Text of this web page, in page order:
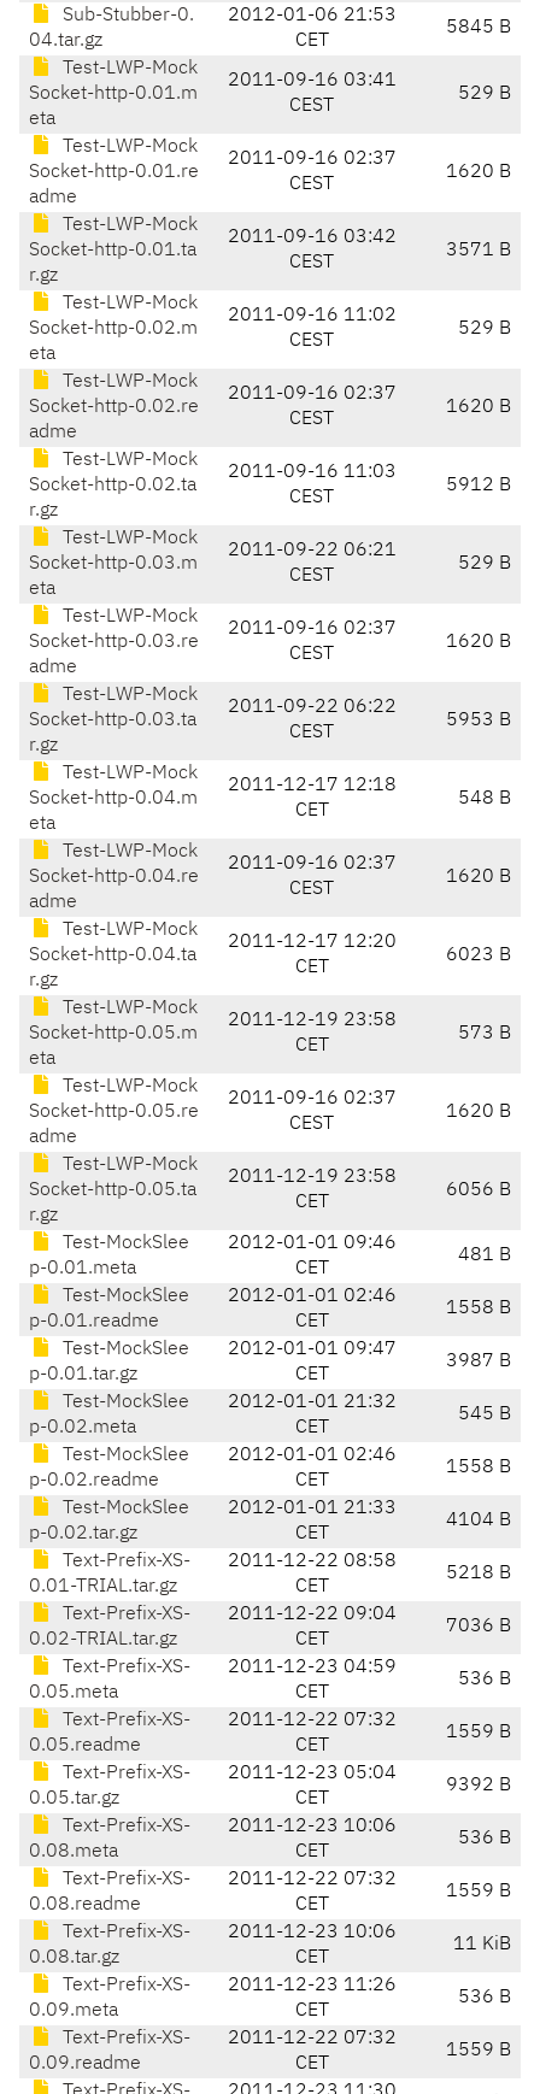
Sub-Stubber-0.
04.tar.gz
2012-01-06 21:53
CET
5845 B
Test-LWP-Mock
Socket-http-0.01.m
eta
2011-09-16 03:41
CEST
529 B
Test-LWP-Mock
Socket-http-0.01.re
adme
2011-09-16 02:37
CEST
1620 B
Test-LWP-Mock
Socket-http-0.01.ta
r.gz
2011-09-16 03:42
CEST
3571 B
Test-LWP-Mock
Socket-http-0.02.m
eta
2011-09-16 11:02
CEST
529 B
Test-LWP-Mock
Socket-http-0.02.re
adme
2011-09-16 02:37
CEST
1620 B
Test-LWP-Mock
Socket-http-0.02.ta
r.gz
2011-09-16 11:03
CEST
5912 B
Test-LWP-Mock
Socket-http-0.03.m
eta
2011-09-22 06:21
CEST
529 B
Test-LWP-Mock
Socket-http-0.03.re
adme
2011-09-16 02:37
CEST
1620 B
Test-LWP-Mock
Socket-http-0.03.ta
r.gz
2011-09-22 06:22
CEST
5953 B
Test-LWP-Mock
Socket-http-0.04.m
eta
2011-12-17 12:18
CET
548 B
Test-LWP-Mock
Socket-http-0.04.re
adme
2011-09-16 02:37
CEST
1620 B
Test-LWP-Mock
Socket-http-0.04.ta
r.gz
2011-12-17 12:20
CET
6023 B
Test-LWP-Mock
Socket-http-0.05.m
eta
2011-12-19 23:58
CET
573 B
Test-LWP-Mock
Socket-http-0.05.re
adme
2011-09-16 02:37
CEST
1620 B
Test-LWP-Mock
Socket-http-0.05.ta
r.gz
2011-12-19 23:58
CET
6056 B
Test-MockSlee
p-0.01.meta
2012-01-01 09:46
CET
481 B
Test-MockSlee
p-0.01.readme
2012-01-01 02:46
CET
1558 B
Test-MockSlee
p-0.01.tar.gz
2012-01-01 09:47
CET
3987 B
Test-MockSlee
p-0.02.meta
2012-01-01 21:32
CET
545 B
Test-MockSlee
p-0.02.readme
2012-01-01 02:46
CET
1558 B
Test-MockSlee
p-0.02.tar.gz
2012-01-01 21:33
CET
4104 B
Text-Prefix-XS-
0.01-TRIAL.tar.gz
2011-12-22 08:58
CET
5218 B
Text-Prefix-XS-
0.02-TRIAL.tar.gz
2011-12-22 09:04
CET
7036 B
Text-Prefix-XS-
0.05.meta
2011-12-23 04:59
CET
536 B
Text-Prefix-XS-
0.05.readme
2011-12-22 07:32
CET
1559 B
Text-Prefix-XS-
0.05.tar.gz
2011-12-23 05:04
CET
9392 B
Text-Prefix-XS-
0.08.meta
2011-12-23 10:06
CET
536 B
Text-Prefix-XS-
0.08.readme
2011-12-22 07:32
CET
1559 B
Text-Prefix-XS-
0.08.tar.gz
2011-12-23 10:06
CET
11 KiB
Text-Prefix-XS-
0.09.meta
2011-12-23 11:26
CET
536 B
Text-Prefix-XS-
0.09.readme
2011-12-22 07:32
CET
1559 B